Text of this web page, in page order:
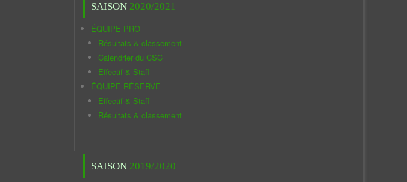
SAISON 2020/2021
ÉQUIPE PRO
Résultats & classement
Calendrier du CSC
Effectif & Staff
ÉQUIPE RÉSERVE
Effectif & Staff
Résultats & classement
SAISON 2019/2020